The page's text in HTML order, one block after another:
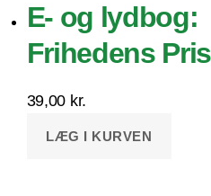
E- og lydbog:
Frihedens Pris
39,00 kr.
LÆG I KURVEN